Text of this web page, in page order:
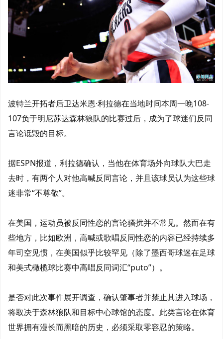
波特兰开拓者后卫达米恩·利拉德在当地时间本周一晚108-
107负于明尼苏达森林狼队的比赛过后，成为了球迷们反同
言论诋毁的目标。
据ESPN报道，利拉德确认，当他在体育场外向球队大巴走
去时，有两个人对他高喊反同言论，并且该球员认为这些球
迷非常“不尊敬”。
在美国，运动员被反同性恋的言论骚扰并不常见。然而在有
些地方，比如欧洲，高喊或歌唱反同性恋的内容已经持续多
年司空见惯，在美国似乎比较罕见（除了墨西哥球迷在足球
和美式橄榄球比赛中高唱反同词汇“puto”）。
是否对此次事件展开调查，确认肇事者并禁止其进入球场，
将取决于森林狼队和目标中心球馆的态度。此类言论在体育
世界拥有漫长而黑暗的历史，必须采取零容忍的策略。